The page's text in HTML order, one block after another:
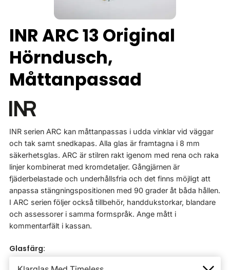
INR ARC 13 Original
Hörndusch,
Måttanpassad
INR serien ARC kan måttanpassas i udda vinklar vid väggar
och tak samt snedkapas. Alla glas är framtagna i 8 mm
säkerhetsglas. ARC är stilren rakt igenom med rena och raka
linjer kombinerat med kromdetaljer. Gångjärnen är
fjäderbelastade och underhållsfria och det finns möjligt att
anpassa stängningspositionen med 90 grader åt båda hållen.
I ARC serien följer också tillbehör, handdukstorkar, blandare
och assessorer i samma formspråk. Ange mått i
kommentarfält i kassan.
Glasfärg: